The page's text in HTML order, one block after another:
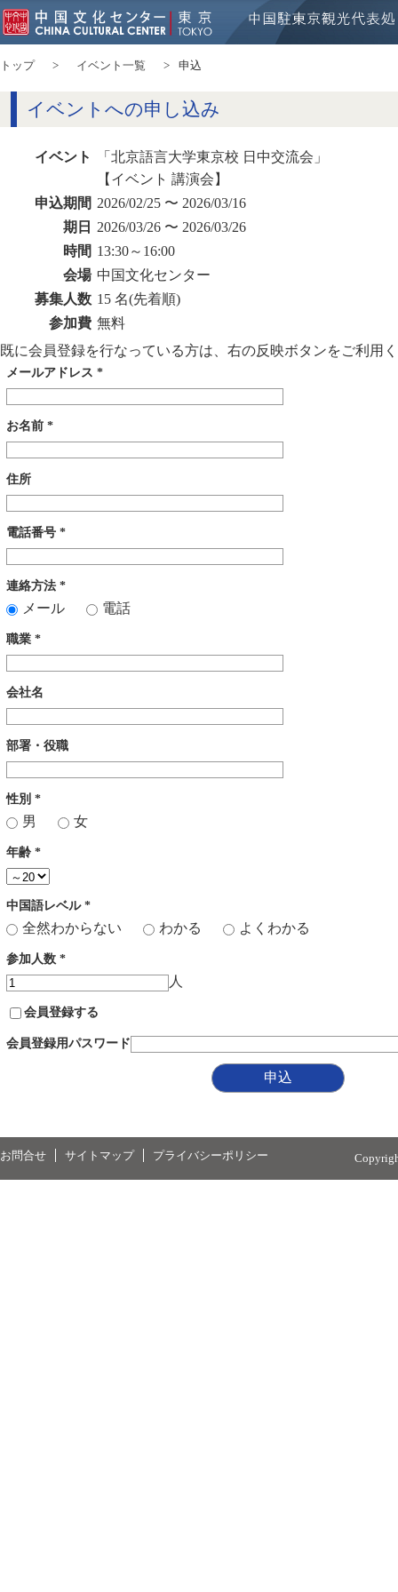
トップ イベント一覧 申込
イベントへの申し込み
イベント
「北京語言大学東京校 日中交流会」
【イベント 講演会】
申込期間 2026/02/25 〜 2026/03/16
期日
2026/03/26 〜 2026/03/26
時間 13:30～16:00
会場 中国文化センター
募集人数 15 名(先着順)
参加費 無料
既に会員登録を行なっている方は、右の反映ボタンをご利用
メールアドレス *
お名前 *
住所
電話番号 *
連絡方法 *
メール 電話
職業 *
会社名
部署・役職
性別 *
男 女
年齢 *
中国語レベル*
全然わからない わかる よくわかる
参加人数 *
人
会員登録する
会員登録用パスワード
お問合せ サイトマップ プライバシーポリシー